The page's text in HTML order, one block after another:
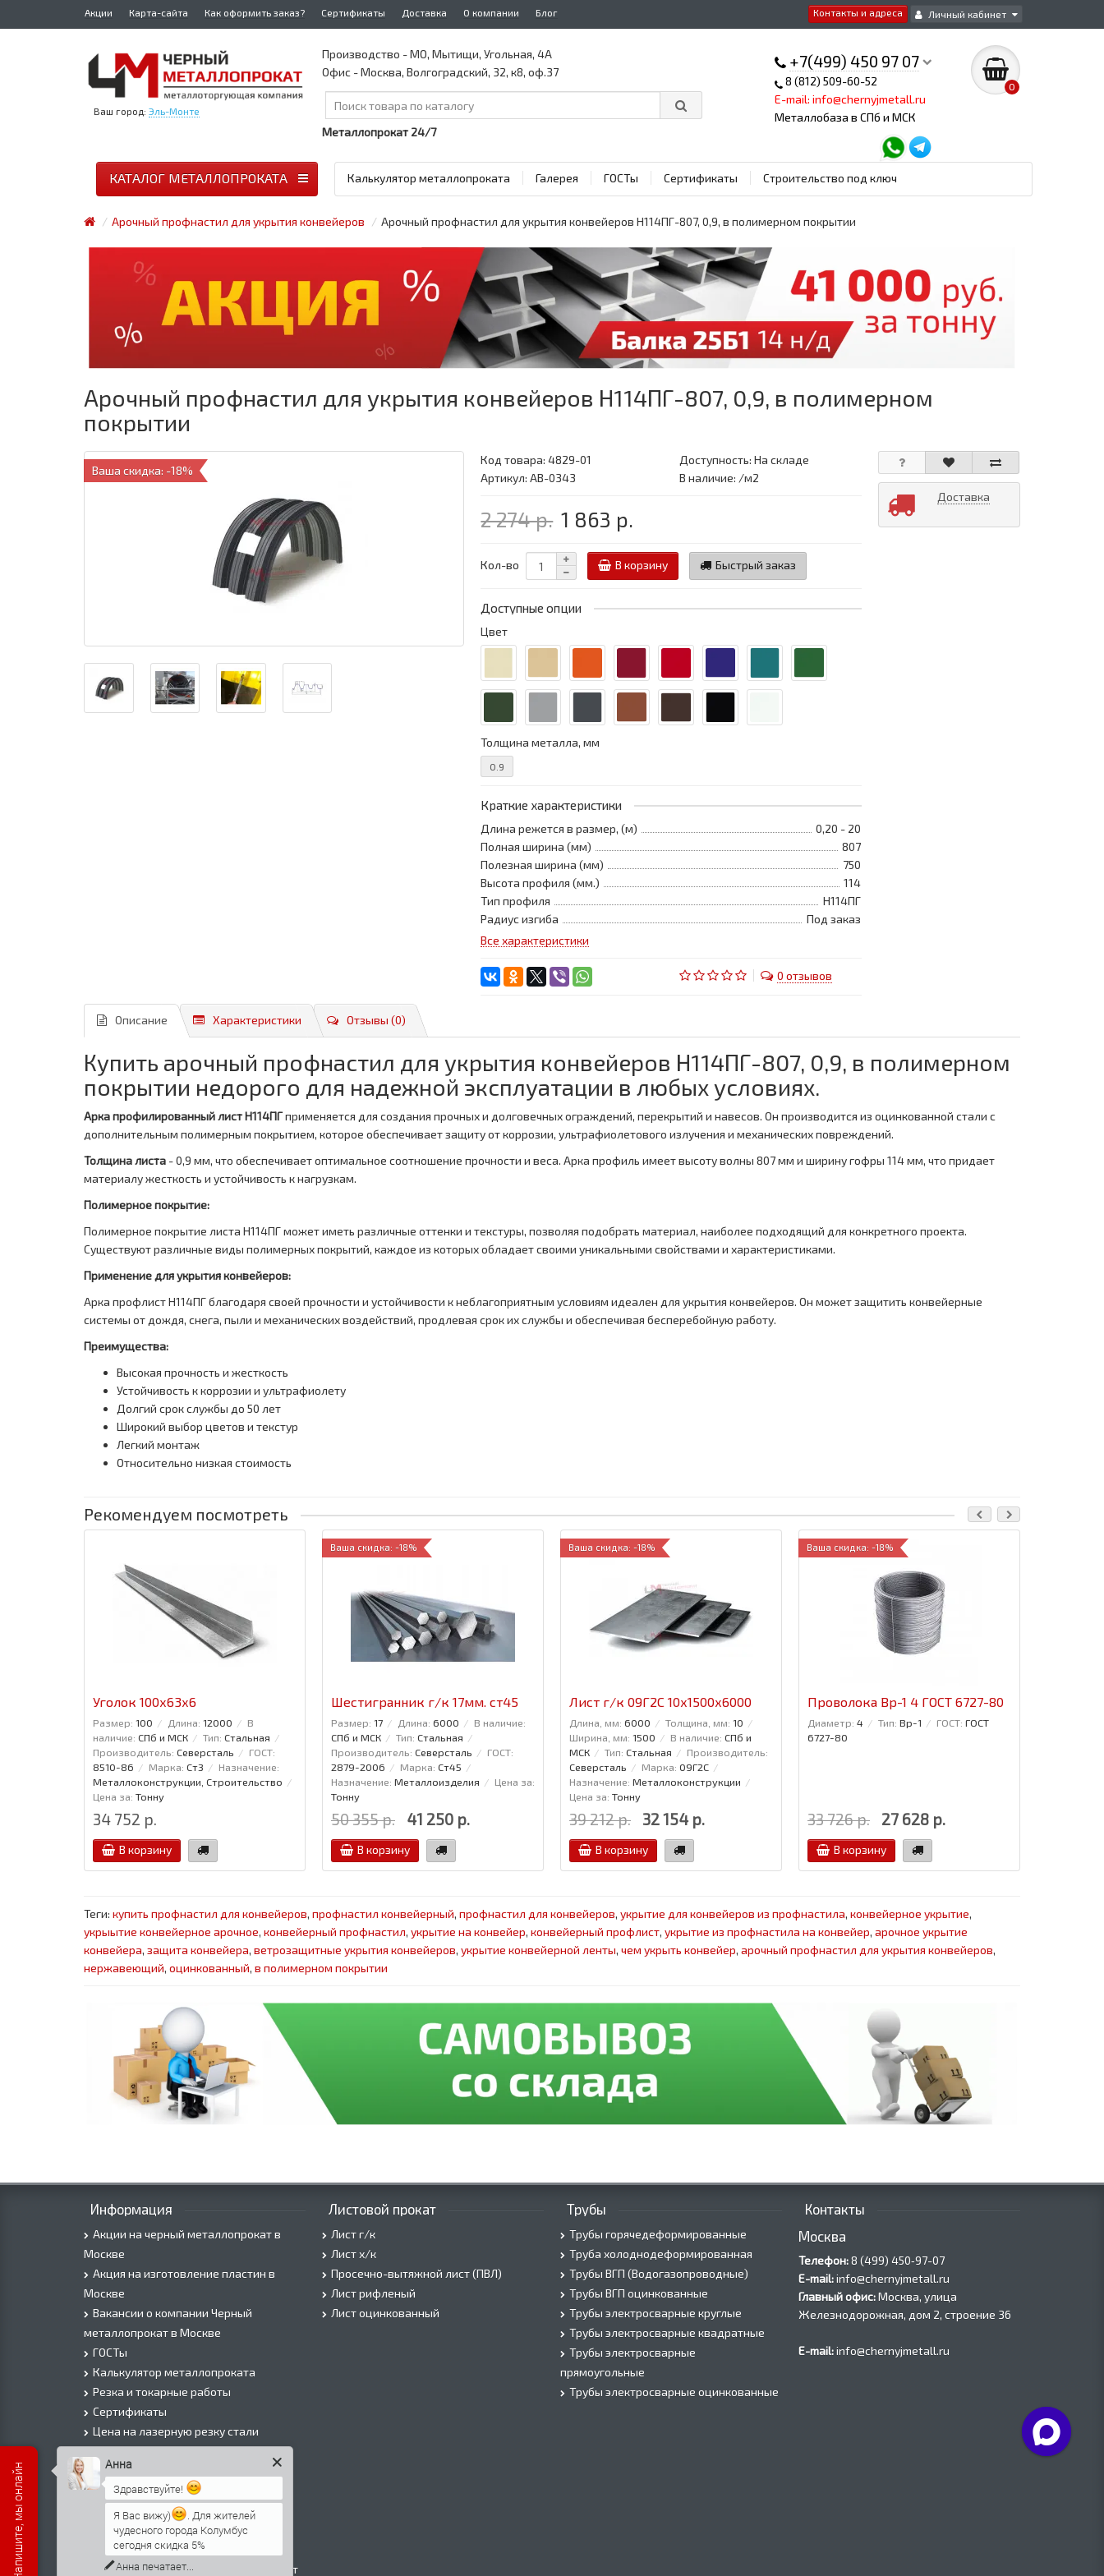
Контакты и адреса Личный кабинет
Акции Карта-сайта Как оформить заказ? Сертификаты Доставка О компании Блог
Ваш город: Эль-Монте
+7(499) 450 97 07
8 (812) 509-60-52
E-mail: info@chernyjmetall.ru
Металлобаза в СПб и МСК
0
Производство - МО, Мытищи, Угольная, 4А
Офис - Москва, Волгоградский, 32, к8, оф.37
Металлопрокат 24/7
Калькулятор металлопроката Галерея ГОСТы Сертификаты Строительство под ключ
КАТАЛОГ МЕТАЛЛОПРОКАТА
Арочный профнастил для укрытия конвейеров Арочный профнастил для укрытия конвейеров Н114ПГ-807, 0,9, в полимерном покрытии
Арочный профнастил для укрытия конвейеров Н114ПГ-807, 0,9, в полимерном
покрытии
Ваша скидка: -18%
Код товара:4829-01
Доступность: На складе
Артикул: АВ-0343
В наличие: /м2
2 274 р. 1 863 р.
Кол-во В корзину Быстрый заказ
Доступные опции
Цвет
Толщина металла, мм
0.9
Краткие характеристики
Длина режется в размер, (м)
0,20 - 20
Полная ширина (мм)
807
Полезная ширина (мм)
750
Высота профиля (мм.)
114
Тип профиля
Н114ПГ
Радиус изгиба
Под заказ
Все характеристики
0 отзывов
Доставка
Описание Характеристики Отзывы (0)
Купить арочный профнастил для укрытия конвейеров Н114ПГ-807, 0,9, в полимерном
покрытии недорого для надежной эксплуатации в любых условиях.
Арка профилированный лист Н114ПГприменяется для создания прочных и долговечных ограждений, перекрытий и навесов. Он производится из оцинкованной стали с
дополнительным полимерным покрытием, которое обеспечивает защиту от коррозии, ультрафиолетового излучения и механических повреждений.
Толщина листа - 0,9 мм, что обеспечивает оптимальное соотношение прочности и веса. Арка профиль имеет высоту волны 807 мм и ширину гофры 114 мм, что придает
материалу жесткость и устойчивость к нагрузкам.
Полимерное покрытие:
Полимерное покрытие листа Н114ПГ может иметь различные оттенки и текстуры, позволяя подобрать материал, наиболее подходящий для конкретного проекта.
Существуют различные виды полимерных покрытий, каждое из которых обладает своими уникальными свойствами и характеристиками.
Применение для укрытия конвейеров:
Арка профлист Н114ПГ благодаря своей прочности и устойчивости к неблагоприятным условиям идеален для укрытия конвейеров. Он может защитить конвейерные
системы от дождя, снега, пыли и механических воздействий, продлевая срок их службы и обеспечивая бесперебойную работу.
Преимущества:
Высокая прочность и жесткость
Устойчивость к коррозии и ультрафиолету
Долгий срок службы до 50 лет
Широкий выбор цветов и текстур
Легкий монтаж
Относительно низкая стоимость
Рекомендуем посмотреть
Уголок 100x63x6
Размер: 100 Длина: 12000
В
наличие: СПб и МСК Тип: Стальная
Производитель: Северсталь
ГОСТ:
8510-86
Марка: Ст3
Назначение:
Металлоконструкции, Строительство
Цена за: Тонну
34 752 р.
В корзину
Ваша скидка: -18%
Шестигранник г/к 17мм. ст45
Размер: 17 Длина: 6000
В наличие:
СПб и МСК
Тип: Стальная
Производитель: Северсталь
ГОСТ:
2879-2006
Марка: Ст45
Назначение: Металлоизделия
Цена за:
Тонну
50 355 р. 41 250 р.
В корзину
Ваша скидка: -18%
Лист г/к 09Г2С 10х1500х6000
Длина, мм: 6000 Толщина, мм: 10
Ширина, мм: 1500 В наличие: СПб и
МСК
Тип: Стальная
Производитель:
Северсталь
Марка: 09Г2С
Назначение: Металлоконструкции
Цена за: Тонну
39 212 р. 32 154 р.
В корзину
Ваша скидка: -18%
Проволока Вр-1 4 ГОСТ 6727-80
Диаметр: 4 Тип: Вр-1 ГОСТ: ГОСТ
6727-80
33 726 р. 27 628 р.
В корзину
Теги: купить профнастил для конвейеров, профнастил конвейерный, профнастил для конвейеров, укрытие для конвейеров из профнастила, конвейерное укрытие,
укрыытие конвейерное арочное, конвейерный профнастил, укрытие на конвейер, конвейерный профлист, укрытие из профнастила на конвейер, арочное укрытие
конвейера, защита конвейера, ветрозащитные укрытия конвейеров, укрытие конвейерной ленты, чем укрыть конвейер, арочный профнастил для укрытия конвейеров,
нержавеющий, оцинкованный, в полимерном покрытии
Информация
Акции на черный металлопрокат в
Москве
Акция на изготовление пластин в
Москве
Вакансии о компании Черный
металлопрокат в Москве
ГОСТы
Калькулятор металлопроката
Резка и токарные работы
Сертификаты
Цена на лазерную резку стали
Цена на плазменую резку стали
Цена на резку газом или болгаркой
О Компании
Информация о доставке
Политика безопасности
Контакты
Прайс лист на черный металлопрокат
Листовой прокат
Лист г/к
Лист х/к
Просечно-вытяжной лист (ПВЛ)
Лист рифленый
Лист оцинкованный
Трубы
Трубы горячедеформированные
Труба холоднодеформированная
Трубы ВГП (Водогазопроводные)
Трубы ВГП оцинкованные
Трубы электросварные круглые
Трубы электросварные квадратные
Трубы электросварные
прямоугольные
Трубы электросварные оцинкованные
Контакты
Москва
Телефон:8 (499) 450‑97-07
E-mail:info@chernyjmetall.ru
Главный офис:Москва, улица
Железнодорожная, дом 2, строение 36
E-mail:info@chernyjmetall.ru
Анна
Здравствуйте!
Я Вас вижу)
. Для жителей
чудесного города Колумбус
сегодня скидка 5%
Анна печатает...